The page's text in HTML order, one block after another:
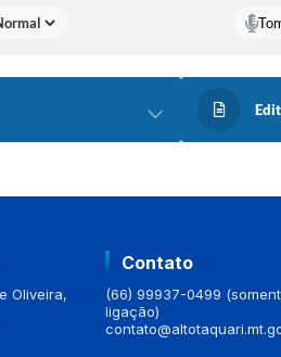
Oliveira,
Contato
(66) 99937-0499
ligação)